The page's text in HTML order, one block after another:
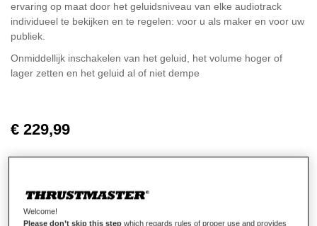
ervaring op maat door het geluidsniveau van elke audiotrack
individueel te bekijken en te regelen: voor u als maker en voor uw
publiek.
Onmiddellijk inschakelen van het geluid, het volume hoger of
lager zetten en het geluid al of niet dempe
€ 229,99
IN WINKELWAGEN
Welcome!
Please don’t skip this step which regards rules of proper use and provides